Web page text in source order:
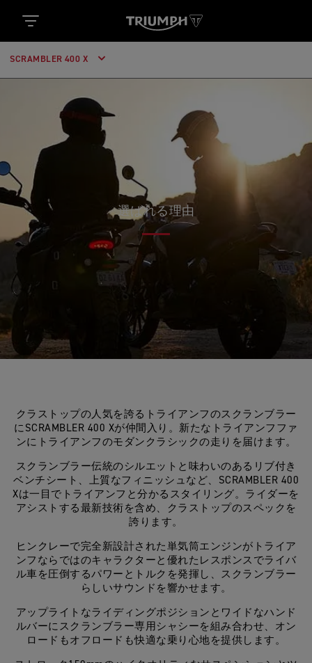
SCRAMBLER 400 X
選ばれる理由
クラストップの人気を誇るトライアンフのスクランブラー
にSCRAMBLER 400 Xが仲間入り。新たなトライアンフファ
ンにトライアンフのモダンクラシックの走りを届けます。
スクランブラー伝統のシルエットと味わいのあるリブ付き
ベンチシート、上質なフィニッシュなど、SCRAMBLER 400
Xは一目でトライアンフと分かるスタイリング。ライダーを
アシストする最新技術を含め、クラストップのスペックを
誇ります。
ヒンクレーで完全新設計された単気筒エンジンがトライア
ンフならではのキャラクターと優れたレスポンスでライバ
ル車を圧倒するパワーとトルクを発揮し、スクランブラー
らしいサウンドを響かせます。
アップライトなライディングポジションとワイドなハンド
ルバーにスクランブラー専用シャシーを組み合わせ、オン
ロードもオフロードも快適な乗り心地を提供します。